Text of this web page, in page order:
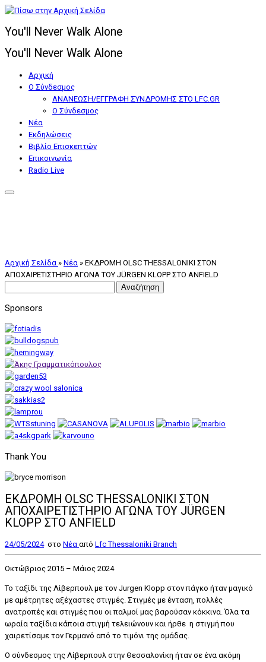
Μετάβαση
περιεχόμενο
You'll Never Walk Alone
You'll Never Walk Alone
Αρχική
Ο Σύνδεσμος
ΑΝΑΝΕΩΣΗ/ΕΓΓΡΑΦΗ ΣΥΝΔΡΟΜΗΣ ΣΤΟ LFC.GR
Ο Σύνδεσμος
Nέα
Εκδηλώσεις
Βιβλίο Επισκεπτών
Επικοινωνία
Radio Live
Αρχική Σελίδα » Nέα » ΕΚΔΡΟΜΗ OLSC THESSALONIKI ΣΤΟΝ
ΑΠΟΧΑΙΡΕΤΙΣΤΗΡΙΟ ΑΓΩΝΑ ΤΟΥ JÜRGEN KLOPP ΣΤΟ ANFIELD
Sponsors
Thank You
ΕΚΔΡΟΜΗ OLSC THESSALONIKI ΣΤΟΝ
ΑΠΟΧΑΙΡΕΤΙΣΤΗΡΙΟ ΑΓΩΝΑ ΤΟΥ JÜRGEN
KLOPP ΣΤΟ ANFIELD
24/05/2024στο Nέα από Lfc Thessaloniki Branch
Οκτώβριος 2015 – Μάιος 2024
Το ταξίδι της Λίβερπουλ με τον Jurgen Klopp στον πάγκο ήταν μαγικό
με αμέτρητες αξέχαστες στιγμές. Στιγμές με ένταση, πολλές
ανατροπές και στιγμές που οι παλμοί μας βαρούσαν κόκκινα. Όλα τα
ωραία ταξίδια κάποια στιγμή τελειώνουν και ήρθε η στιγμή που
χαιρετίσαμε τον Γερμανό από το τιμόνι της ομάδας.
Ο σύνδεσμος της Λίβερπουλ στην Θεσσαλονίκη ήταν σε ένα ακόμη